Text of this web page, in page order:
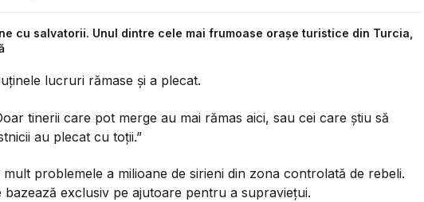
cu salvatorii. Unul dintre cele mai frumoase orașe turistice din Turcia,
lucruri rămase și a plecat.
tinerii care pot merge au mai rămas aici, sau cei care știu să
au plecat cu toții.”
problemele a milioane de sirieni din zona controlată de rebeli.
exclusiv pe ajutoare pentru a supraviețui.